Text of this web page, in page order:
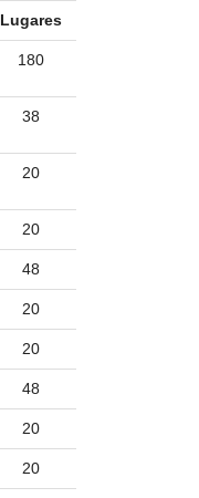
Lugares
180
38
20
20
48
20
20
48
20
20